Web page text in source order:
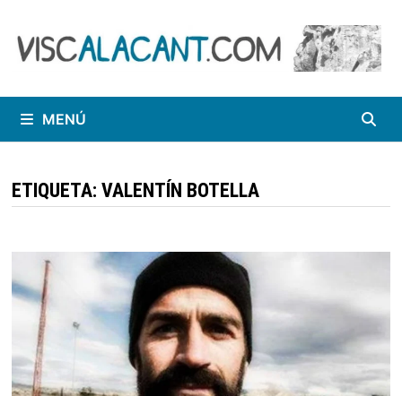
contenido
MENÚ
ETIQUETA:VALENTÍN BOTELLA